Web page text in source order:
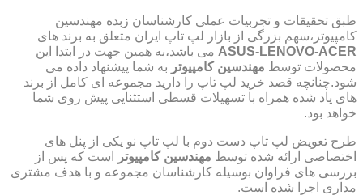
طبق تحقیقات و تجربیات عملی کارشناسان زبده مهندسین
کامپیوتر،سهم بزرگی از بازار لپ تاپ ایران متعلق به برند های
ASUS-LENOVO-ACER می باشد،به همین جهت در ابتدا این
محصولات توسط مهندسین کامپیوتر به شما پیشنهاد داده می
شود.چنانچه قصد خرید لپ تاپ را دارید مجموعه ای کامل از برند
های یاد شده همراه با تسهیلات قسطی استثنایی پیش روی شما
خواهد بود.
طرح تعویض لپ تاپ دست دوم با لپ تاپ نو یکی از پنل های
اختصاصی ارائه شده توسط مهندسین کامپیوتر
است که پس از
بررسی های فراوان بوسیله کارشناسان مجموعه و با هدف مشتری
مداری اجرا شده است.